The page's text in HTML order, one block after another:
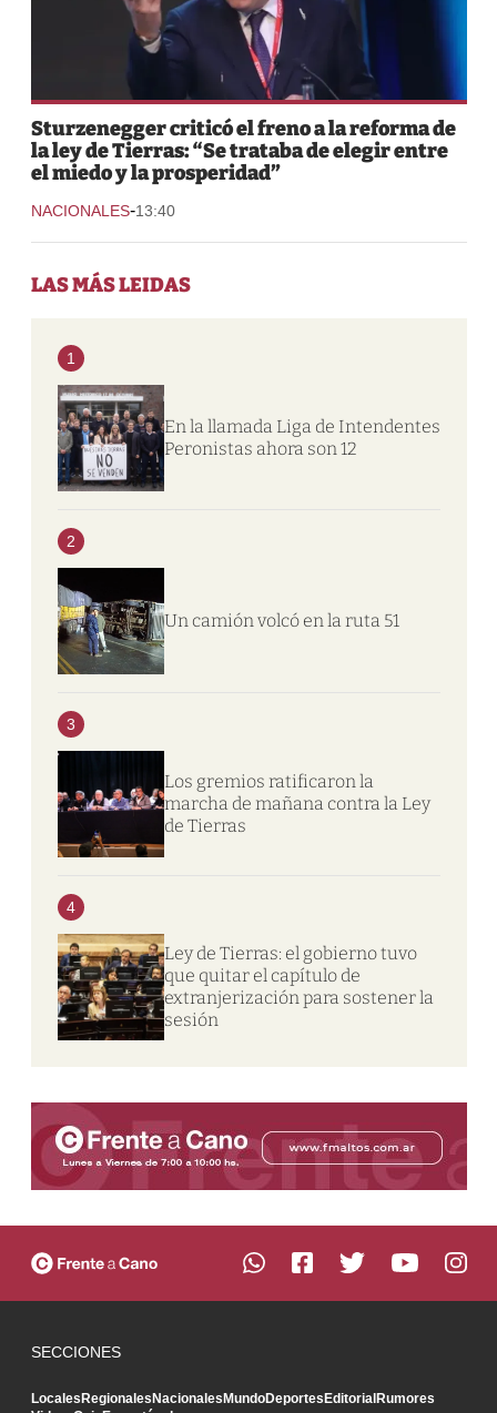
Sturzenegger criticó el freno a la reforma de
la ley de Tierras: “Se trataba de elegir entre
el miedo y la prosperidad”
NACIONALES-13:40
LAS MÁS LEIDAS
1
En la llamada Liga de Intendentes
Peronistas ahora son 12
2
Un camión volcó en la ruta 51
3
Los gremios ratificaron la
marcha de mañana contra la Ley
de Tierras
4
Ley de Tierras: el gobierno tuvo
que quitar el capítulo de
extranjerización para sostener la
sesión
SECCIONES
LocalesRegionalesNacionalesMundoDeportesEditorialRumores